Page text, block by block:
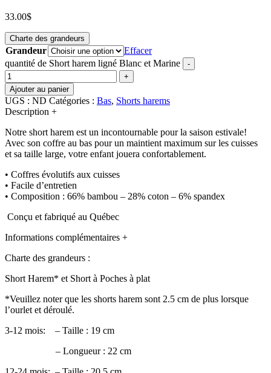
33.00$
Charte des grandeurs
Grandeur
Effacer
quantité de Short harem ligné Blanc et Marine
-
+
Ajouter au panier
UGS : ND Catégories : Bas, Shorts harems
Description +
Notre short harem est un incontournable pour la saison estivale!
Avec son coffre au bas pour un maintient maximum sur les cuisses
et sa taille large, votre enfant jouera confortablement.
• Coffres évolutifs aux cuisses
• Facile d’entretien
• Composition : 66% bambou – 28% coton – 6% spandex
Conçu et fabriqué au Québec
Informations complémentaires +
Charte des grandeurs :
Short Harem* et Short à Poches à plat
*Veuillez noter que les shorts harem sont 2.5 cm de plus lorsque
l’ourlet et déroulé.
3-12 mois: – Taille : 19 cm
– Longueur : 22 cm